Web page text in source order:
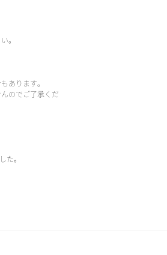
。
あります。
のでご了承くだ
た。